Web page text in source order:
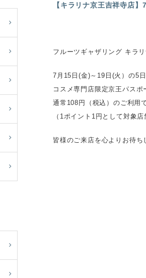
【キラリナ京王吉祥寺店
フルーツギャザリング キラ
7月15日(金)～19日(火）の5
コスメ専門店限定京王パスポ
通常108円（税込）のご利用
（1ポイント1円として対象
皆様のご来店を心よりお待ち